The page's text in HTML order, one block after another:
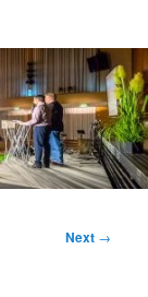
Next →